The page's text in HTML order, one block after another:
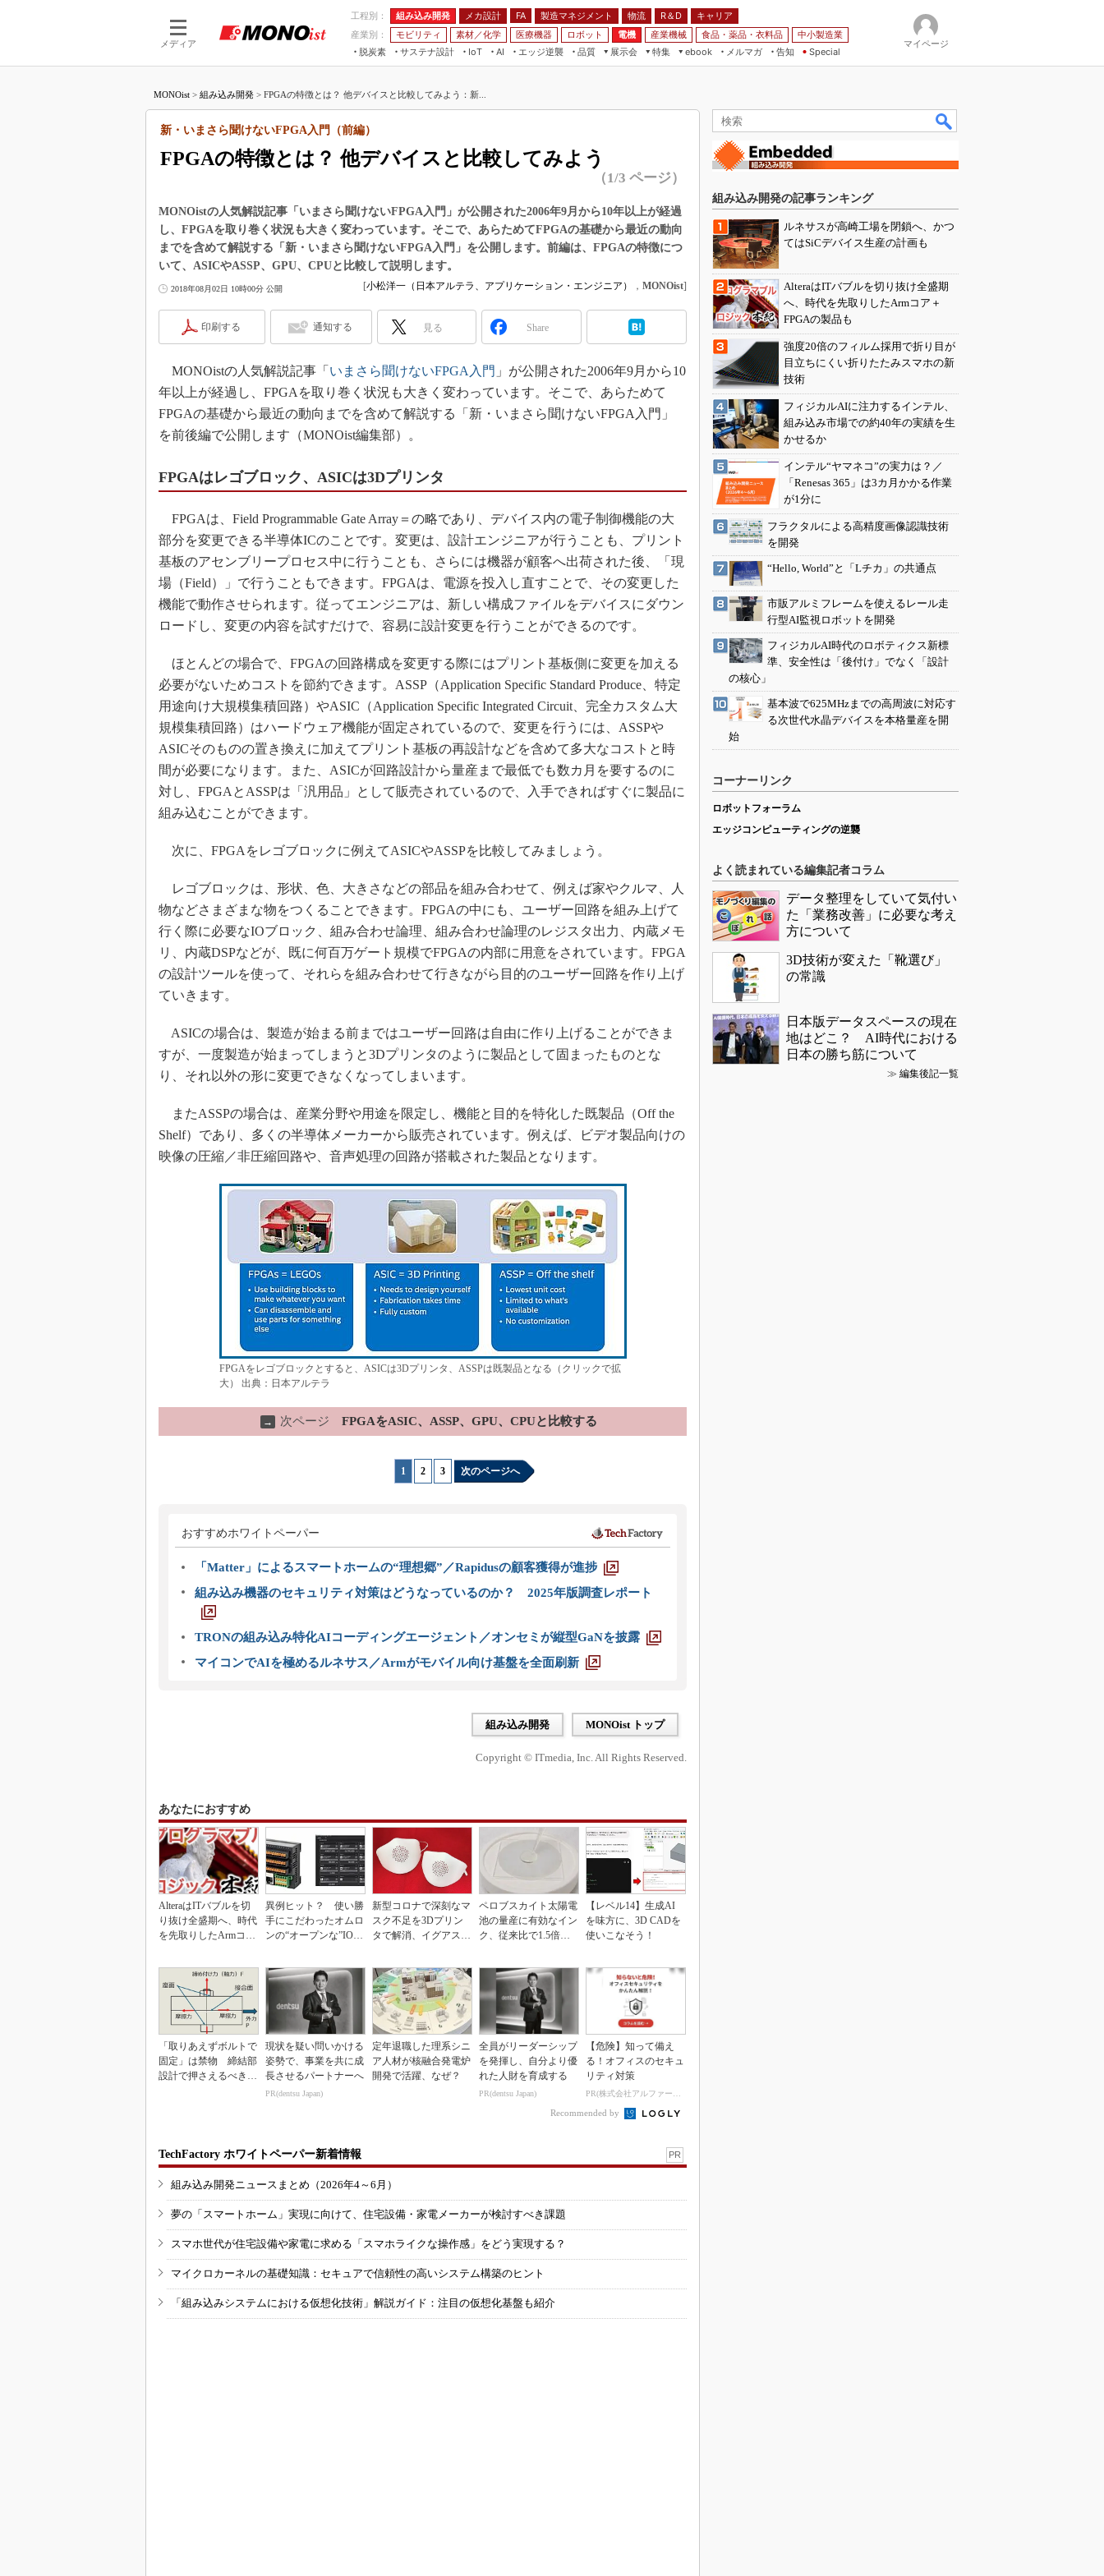
メディア
工程別： 組み込み開発 メカ設計 FA 製造マネジメント 物流 R＆D
キャリア
産業別：
モビリティ 素材／化学 医療機器 ロボット 電機 産業機械 食品・薬品・衣料品
中小製造業
脱炭素
サステナ設計
IoT
つながる工場
つながるサービス
AI
AI×設備保全
Physical AI
エッジ逆襲 品質
展示会
JIMTOF
IIFES
ジャパンモビリティショー
TECHNO-FRONTIER
スマート工場EXPO
EdgeTech+
日本ものづくりワールド
産業オープンネット展
特集
VR／AR
フィールドサービス
組み込み画像技術
組み込みモデリング
ISO26262
無償設計ツール
3Dプリンタ
デジタルツインとCAE
S＆OP
メイドインジャパン
知財マネジメント
海外生産
グローバル設計・開発
新型コロナへの対応
ebook
メルマガ
告知 Special
マイページ
MONOist > 組み込み開発 > FPGAの特徴とは？ 他デバイスと比較してみよう：新...
FPGAの特徴とは？ 他デバイスと比較してみよう
新・いまさら聞けないFPGA入門（前編）
（1/3 ページ）
MONOistの人気解説記事「いまさら聞けないFPGA入門」が公開された2006年9月から10年以上が経過
し、FPGAを取り巻く状況も大きく変わっています。そこで、あらためてFPGAの基礎から最近の動向
までを含めて解説する「新・いまさら聞けないFPGA入門」を公開します。前編は、FPGAの特徴につ
いて、ASICやASSP、GPU、CPUと比較して説明します。
2018年08月02日 10時00分 公開 [小松洋一（日本アルテラ、アプリケーション・エンジニア） ， MONOist]
印刷する 通知する 見る Share
MONOistの人気解説記事「 いまさら聞けないFPGA入門 」が公開された2006年9月から10
年以上が経過し、FPGAを取り巻く状況も大きく変わっています。そこで、あらためて
FPGAの基礎から最近の動向までを含めて解説する「新・いまさら聞けないFPGA入門」
を前後編で公開します（MONOist編集部）。
FPGAはレゴブロック、ASICは3Dプリンタ
FPGAは、Field Programmable Gate Array＝の略であり、デバイス内の電子制御機能の大
部分を変更できる半導体ICのことです。変更は、設計エンジニアが行うことも、プリント
基板のアセンブリープロセス中に行うことも、さらには機器が顧客へ出荷された後、「現
場（Field）」で行うこともできます。FPGAは、電源を投入し直すことで、その変更した
機能で動作させられます。従ってエンジニアは、新しい構成ファイルをデバイスにダウン
ロードし、変更の内容を試すだけで、容易に設計変更を行うことができるのです。
ほとんどの場合で、FPGAの回路構成を変更する際にはプリント基板側に変更を加える
必要がないためコストを節約できます。ASSP（Application Specific Standard Produce、特定
用途向け大規模集積回路）やASIC（Application Specific Integrated Circuit、完全カスタム大
規模集積回路）はハードウェア機能が固定されているので、変更を行うには、ASSPや
ASICそのものの置き換えに加えてプリント基板の再設計などを含めて多大なコストと時
間が必要になります。また、ASICが回路設計から量産まで最低でも数カ月を要するのに
対し、FPGAとASSPは「汎用品」として販売されているので、入手できればすぐに製品に
組み込むことができます。
次に、FPGAをレゴブロックに例えてASICやASSPを比較してみましょう。
レゴブロックは、形状、色、大きさなどの部品を組み合わせて、例えば家やクルマ、人
物などさまざまな物をつくることできます。FPGAの中にも、ユーザー回路を組み上げて
行く際に必要なIOブロック、組み合わせ論理、組み合わせ論理のレジスタ出力、内蔵メモ
リ、内蔵DSPなどが、既に何百万ゲート規模でFPGAの内部に用意をされています。FPGA
の設計ツールを使って、それらを組み合わせて行きながら目的のユーザー回路を作り上げ
ていきます。
ASICの場合は、製造が始まる前まではユーザー回路は自由に作り上げることができま
すが、一度製造が始まってしまうと3Dプリンタのように製品として固まったものとな
り、それ以外の形に変更できなくなってしまいます。
またASSPの場合は、産業分野や用途を限定し、機能と目的を特化した既製品（Off the
Shelf）であり、多くの半導体メーカーから販売されています。例えば、ビデオ製品向けの
映像の圧縮／非圧縮回路や、音声処理の回路が搭載された製品となります。
FPGAをレゴブロックとすると、ASICは3Dプリンタ、ASSPは既製品となる（クリックで拡
大） 出典：日本アルテラ
→ 次ページ FPGAをASIC、ASSP、GPU、CPUと比較する
1 2 3 次のページへ
おすすめホワイトペーパー
「Matter」によるスマートホームの“理想郷”／Rapidusの顧客獲得が進捗
組み込み機器のセキュリティ対策はどうなっているのか？ 2025年版調査レポート
TRONの組み込み特化AIコーディングエージェント／オンセミが縦型GaNを披露
マイコンでAIを極めるルネサス／Armがモバイル向け基盤を全面刷新
組み込み開発 MONOist トップ
Copyright © ITmedia, Inc. All Rights Reserved.
あなたにおすすめ
AlteraはITバブルを切
り抜け全盛期へ、時代
を先取りしたArmコア
異例ヒット？ 使い勝
手にこだわったオムロ
ンの“オープンな”IO-L
新型コロナで深刻なマ
スク不足を3Dプリン
タで解消、イグアスが
ペロブスカイト太陽電
池の量産に有効なイン
ク、従来比で1.5倍の
【レベル14】生成AI
を味方に、3D CADを
使いこなそう！
「取りあえずボルトで
固定」は禁物 締結部
設計で押さえるべき基
現状を疑い問いかける
姿勢で、事業を共に成
長させるパートナーへ
PR(dentsu Japan)
定年退職した理系シニ
ア人材が核融合発電炉
開発で活躍、なぜ？
全員がリーダーシップ
を発揮し、自分より優
れた人財を育成する
PR(dentsu Japan)
【危険】知って備え
る！オフィスのセキュ
リティ対策
PR(株式会社アルファーテクノ)
Recommended by
TechFactory ホワイトペーパー新着情報 PR
組み込み開発ニュースまとめ（2026年4～6月）
夢の「スマートホーム」実現に向けて、住宅設備・家電メーカーが検討すべき課題
スマホ世代が住宅設備や家電に求める「スマホライクな操作感」をどう実現する？
マイクロカーネルの基礎知識：セキュアで信頼性の高いシステム構築のヒント
「組み込みシステムにおける仮想化技術」解説ガイド：注目の仮想化基盤も紹介
組み込み開発の記事ランキング
ルネサスが高崎工場を閉鎖へ、かつ
てはSiCデバイス生産の計画も
AlteraはITバブルを切り抜け全盛期
へ、時代を先取りしたArmコア＋
FPGAの製品も
強度20倍のフィルム採用で折り目が
目立ちにくい折りたたみスマホの新
技術
フィジカルAIに注力するインテル、
組み込み市場での約40年の実績を生
かせるか
インテル“ヤマネコ”の実力は？／
「Renesas 365」は3カ月かかる作業
が1分に
フラクタルによる高精度画像認識技術
を開発
“Hello, World”と「Lチカ」の共通点
市販アルミフレームを使えるレール走
行型AI監視ロボットを開発
フィジカルAI時代のロボティクス新標
準、安全性は「後付け」でなく「設計
の核心」
基本波で625MHzまでの高周波に対応す
る次世代水晶デバイスを本格量産を開
始
コーナーリンク
ロボットフォーラム
エッジコンピューティングの逆襲
よく読まれている編集記者コラム
データ整理をしていて気付い
た「業務改善」に必要な考え
方について
3D技術が変えた「靴選び」
の常識
日本版データスペースの現在
地はどこ？ AI時代における
日本の勝ち筋について
≫ 編集後記一覧